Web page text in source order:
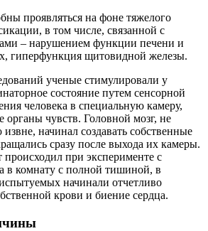
проявляться на фоне тяжелого
в том числе, связанной с
– нарушением функции печени и
гиперфункция щитовидной железы.
ученые стимулировали у
состояние путем сенсорной
человека в специальную камеру,
органы чувств. Головной мозг, не
начинал создавать собственные
сразу после выхода их камеры.
при эксперименте с
в комнату с полной тишиной, в
начинали отчетливо
крови и биение сердца.